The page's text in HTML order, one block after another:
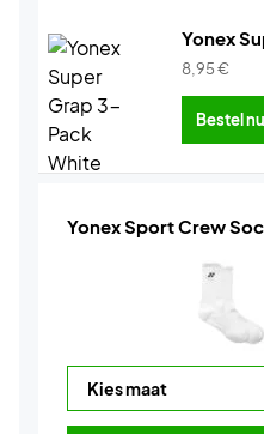
Yonex
8,95€
Bestel nu
Yonex Sport Crew